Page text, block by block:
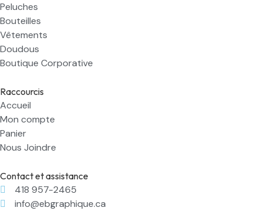
Peluches
Bouteilles
Vêtements
Doudous
Boutique Corporative
Raccourcis
Accueil
Mon compte
Panier
Nous Joindre
Contact et assistance
418 957-2465
info@ebgraphique.ca